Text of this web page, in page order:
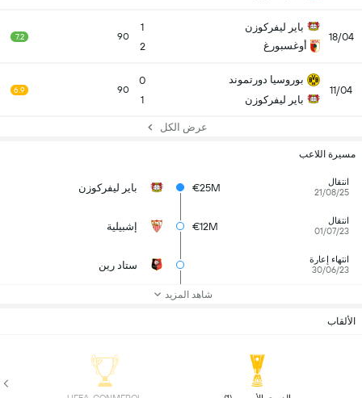
18/04
باير ليفركوزن
أوغسبورغ
1
2
90
7.2
11/04
بوروسيا دورتموند
باير ليفركوزن
0
1
90
6.9
عرض الكل
مسيرة اللاعب
انتقال
21/08/25
€25M باير ليفركوزن
انتقال
01/07/23
€12M إشبيلية
انتهاء إعارة
30/06/23
ستاد رين
شاهد المزيد
الألقاب